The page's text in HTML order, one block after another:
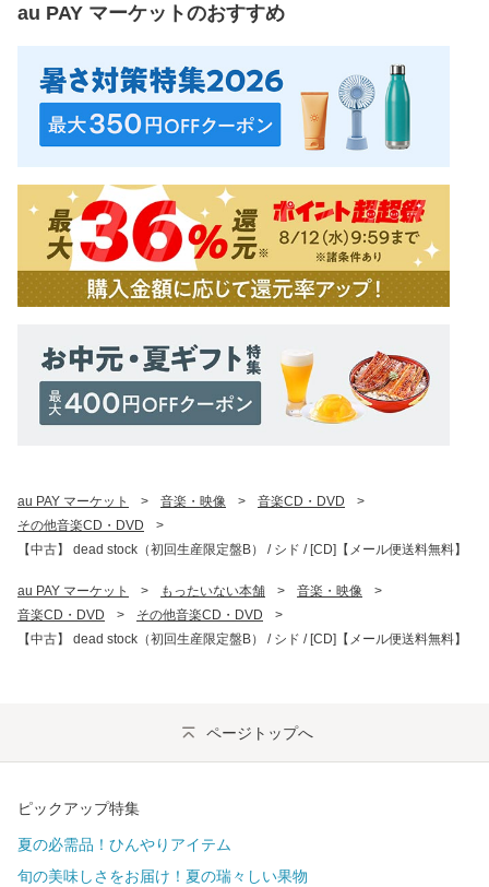
au PAY マーケットのおすすめ
au PAY マーケット > 音楽・映像 > 音楽CD・DVD
>
その他音楽CD・DVD
>
【中古】 dead stock（初回生産限定盤B） / シド / [CD]【メール便送料無料】
au PAY マーケット > もったいない本舗 > 音楽・映像
>
音楽CD・DVD
> その他音楽CD・DVD
>
【中古】 dead stock（初回生産限定盤B） / シド / [CD]【メール便送料無料】
ページトップへ
ピックアップ特集
夏の必需品！ひんやりアイテム
旬の美味しさをお届け！夏の瑞々しい果物